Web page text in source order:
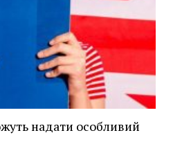
надати особливий